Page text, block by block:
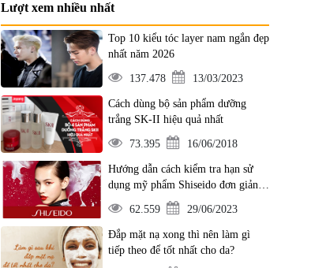
Lượt xem nhiều nhất
Top 10 kiểu tóc layer nam ngắn đẹp
nhất năm 2026
137.478 13/03/2023
Cách dùng bộ sản phẩm dưỡng
trắng SK-II hiệu quả nhất
73.395 16/06/2018
Hướng dẫn cách kiểm tra hạn sử
dụng mỹ phẩm Shiseido đơn giản
nhất
62.559 29/06/2023
Đắp mặt nạ xong thì nên làm gì
tiếp theo để tốt nhất cho da?